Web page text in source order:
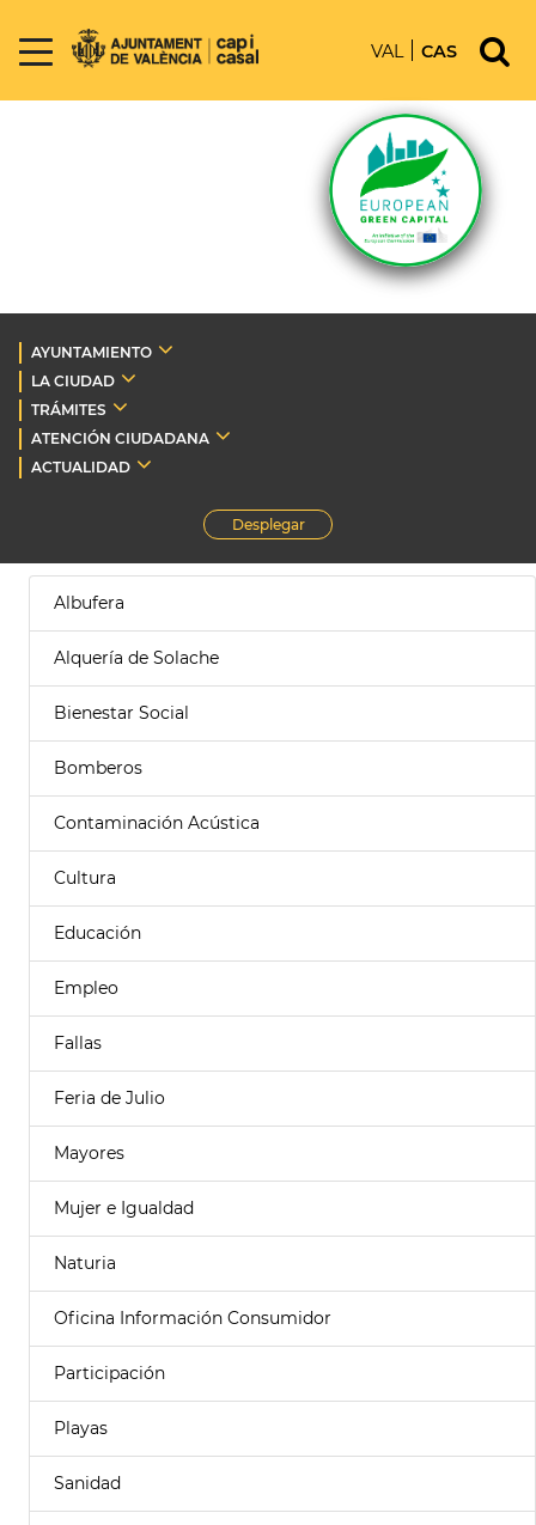
VAL CAS
AYUNTAMIENTO
LA CIUDAD
TRÁMITES
ATENCIÓN CIUDADANA
ACTUALIDAD
Desplegar
Albufera
Alquería de Solache
Bienestar Social
Bomberos
Contaminación Acústica
Cultura
Educación
Empleo
Fallas
Feria de Julio
Mayores
Mujer e Igualdad
Naturia
Oficina Información Consumidor
Participación
Playas
Sanidad